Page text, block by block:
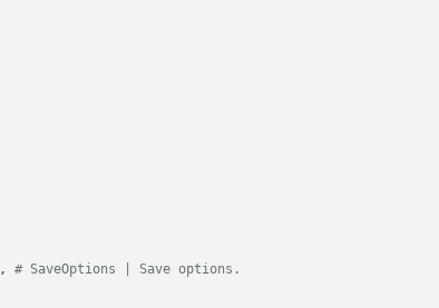
, # SaveOptions | Save options.